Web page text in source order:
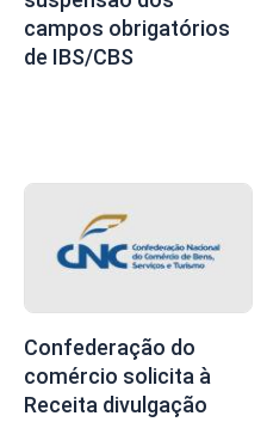
campos obrigatórios
de IBS/CBS
Confederação do
comércio solicita à
Receita divulgação